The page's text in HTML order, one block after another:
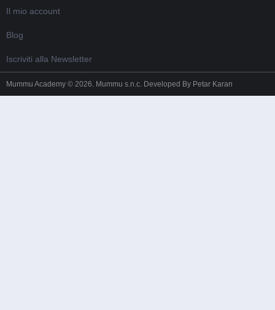
Il mio account
Blog
Iscriviti alla Newsletter
Mummu Academy © 2026. Mummu s.n.c. Developed By Petar Karan